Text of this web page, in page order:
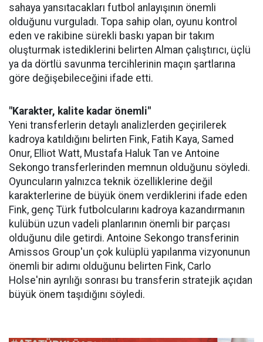
sahaya yansıtacakları futbol anlayışının önemli
olduğunu vurguladı. Topa sahip olan, oyunu kontrol
eden ve rakibine sürekli baskı yapan bir takım
oluşturmak istediklerini belirten Alman çalıştırıcı, üçlü
ya da dörtlü savunma tercihlerinin maçın şartlarına
göre değişebileceğini ifade etti.
"Karakter, kalite kadar önemli"
Yeni transferlerin detaylı analizlerden geçirilerek
kadroya katıldığını belirten Fink, Fatih Kaya, Samed
Onur, Elliot Watt, Mustafa Haluk Tan ve Antoine
Sekongo transferlerinden memnun olduğunu söyledi.
Oyuncuların yalnızca teknik özelliklerine değil
karakterlerine de büyük önem verdiklerini ifade eden
Fink, genç Türk futbolcularını kadroya kazandırmanın
kulübün uzun vadeli planlarının önemli bir parçası
olduğunu dile getirdi. Antoine Sekongo transferinin
Amissos Group'un çok kulüplü yapılanma vizyonunun
önemli bir adımı olduğunu belirten Fink, Carlo
Holse'nin ayrılığı sonrası bu transferin stratejik açıdan
büyük önem taşıdığını söyledi.